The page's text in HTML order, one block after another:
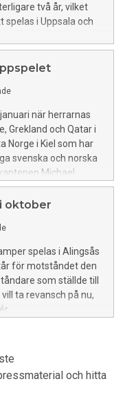
två år, vilket
i Uppsala och
när herrarnas
Grekland och Qatar i
Norge i Kiel som har
svenska och norska
Michael
oktober
spelas i Alingsås
för motståndet den
som ställde till
ta revansch på nu,
och hitta